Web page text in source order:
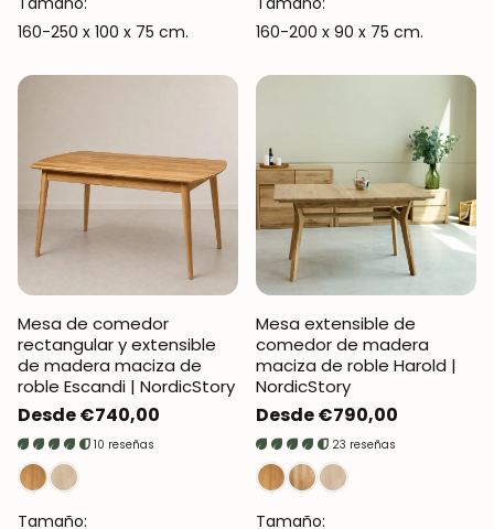
160-250 x 100 x 75 cm.
160-200 x 90 x 75 cm.
Mesa de comedor
rectangular y extensible
de madera maciza de
roble Escandi | NordicStory
Precio
regular
Desde €740,00
10 reseñas
Tamaño:
Mesa extensible de
comedor de madera
maciza de roble Harold |
NordicStory
Precio
regular
Desde €790,00
23 reseñas
Tamaño: